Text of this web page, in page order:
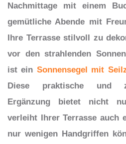
Nachmittage mit einem
gemütliche Abende mit
Ihre Terrasse stilvoll zu
vor den strahlenden
ist ein Sonnensegel mit
Diese praktische und
Ergänzung bietet nicht
verleiht Ihrer Terrasse auch
nur wenigen Handgriffen